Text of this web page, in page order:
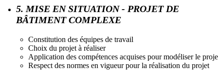
5. MISE EN SITUATION - PROJET DE
BÂTIMENT COMPLEXE
Constitution des équipes de travail
Choix du projet à réaliser
Application des compétences acquises pour modéliser le
Respect des normes en vigueur pour la réalisation du projet